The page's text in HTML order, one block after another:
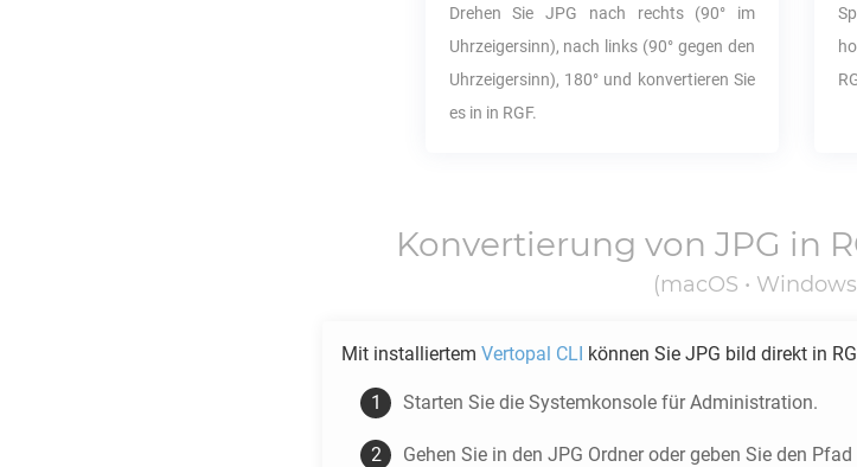
Drehen Sie JPG nach rechts (90° im
Uhrzeigersinn), nach links (90° gegen den
Uhrzeigersinn), 180° und konvertieren Sie
es in in RGF.
Konvertierung von JPG in
(macOS •
Mit installiertem Vertopal CLI können Sie JPG bild direkt in
Starten Sie die Systemkonsole für Administration.
Gehen Sie in den JPG Ordner oder geben Sie den Pfad